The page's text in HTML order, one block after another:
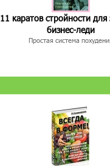
11 каратов стройности для
бизнес-леди
Простая система